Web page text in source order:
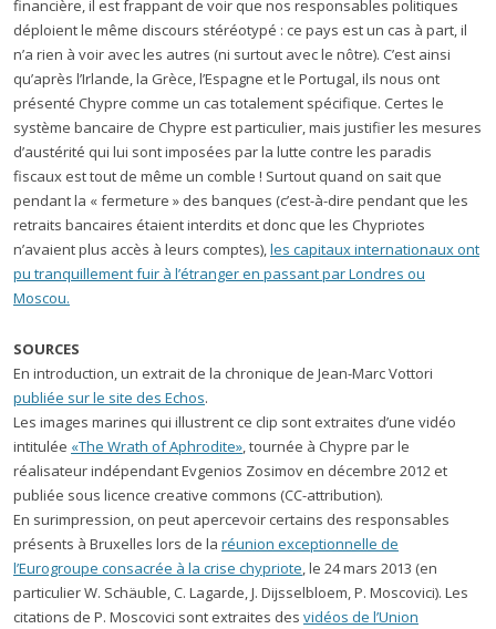
financière, il est frappant de voir que nos responsables politiques
déploient le même discours stéréotypé : ce pays est un cas à part, il
n’a rien à voir avec les autres (ni surtout avec le nôtre). C’est ainsi
qu’après l’Irlande, la Grèce, l’Espagne et le Portugal, ils nous ont
présenté Chypre comme un cas totalement spécifique. Certes le
système bancaire de Chypre est particulier, mais justifier les mesures
d’austérité qui lui sont imposées par la lutte contre les paradis
fiscaux est tout de même un comble ! Surtout quand on sait que
pendant la « fermeture » des banques (c’est-à-dire pendant que les
retraits bancaires étaient interdits et donc que les Chypriotes
n’avaient plus accès à leurs comptes),les capitaux internationaux ont
pu tranquillement fuir à l’étranger en passant par Londres ou
Moscou.
SOURCES
En introduction, un extrait de la chronique de Jean-Marc Vottori
publiée sur le site des Echos.
Les images marines qui illustrent ce clip sont extraites d’une vidéo
intitulée «The Wrath of Aphrodite», tournée à Chypre par le
réalisateur indépendant Evgenios Zosimov en décembre 2012 et
publiée sous licence creative commons (CC-attribution).
En surimpression, on peut apercevoir certains des responsables
présents à Bruxelles lors de la réunion exceptionnelle de
l’Eurogroupe consacrée à la crise chypriote, le 24 mars 2013 (en
particulier W. Schäuble, C. Lagarde, J. Dijsselbloem, P. Moscovici). Les
citations de P. Moscovici sont extraites des vidéos de l’Union